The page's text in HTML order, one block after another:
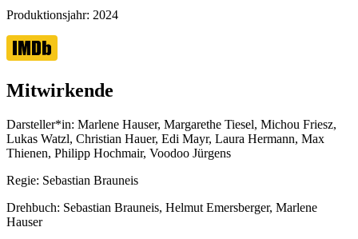
Produktionsjahr: 2024
Mitwirkende
Darsteller*in: Marlene Hauser, Margarethe Tiesel, Michou Friesz,
Lukas Watzl, Christian Hauer, Edi Mayr, Laura Hermann, Max
Thienen, Philipp Hochmair, Voodoo Jürgens
Regie: Sebastian Brauneis
Drehbuch: Sebastian Brauneis, Helmut Emersberger, Marlene
Hauser